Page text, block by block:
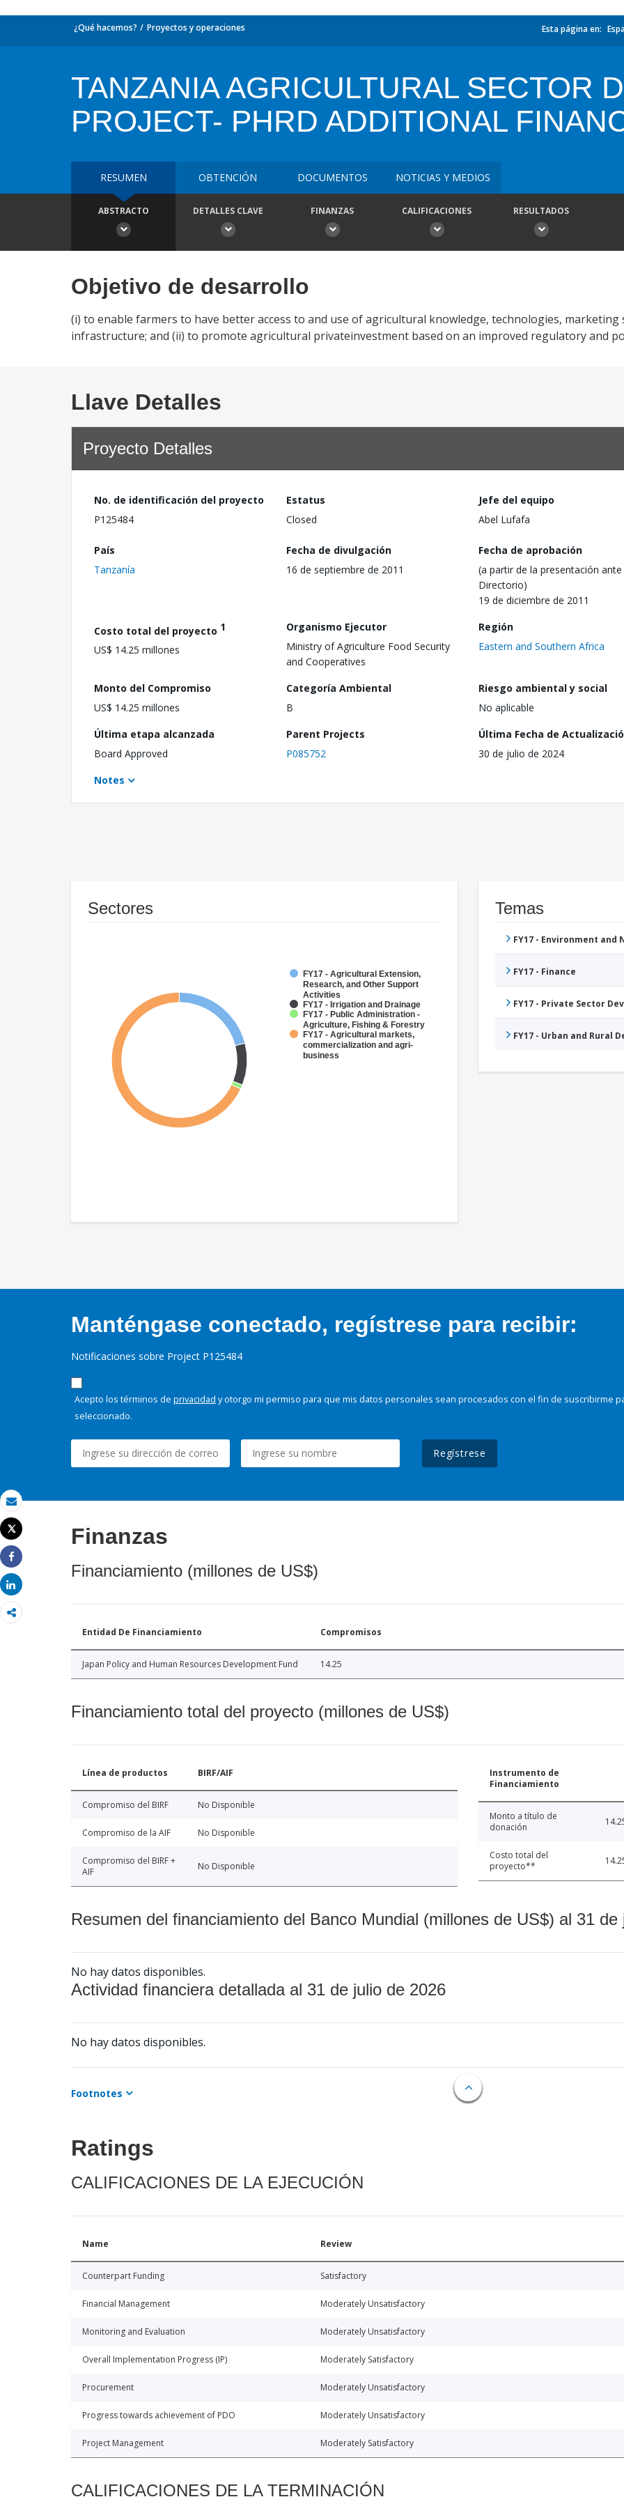
Correo electrónico
Imprimir
Tweet
Share
Share
¿Qué hacemos? Proyectos y operaciones Esta página en:
TANZANIA AGRICULTURAL SECTOR
PROJECT- PHRD ADDITIONAL
RESUMEN OBTENCIÓN DOCUMENTOS NOTICIAS Y MEDIOS
ABSTRACTO DETALLES CLAVE FINANZAS CALIFICACIONES RESULTADOS
Objetivo de desarrollo
(i) to enable farmers to have better access to and use of agricultural knowledge, technologies, marketing
infrastructure; and (ii) to promote agricultural privateinvestment based on an improved regulatory and
Llave Detalles
Proyecto Detalles
No. de identificación del proyecto
P125484
Estatus
Closed
Jefe del equipo
Abel Lufafa
País
Tanzanía
Fecha de divulgación
16 de septiembre de 2011
Fecha de aprobación
(a partir de la presentación ante
Directorio)
19 de diciembre de 2011
Costo total del proyecto 1
US$ 14.25 millones
Organismo Ejecutor
Ministry of Agriculture Food Security
and Cooperatives
Región
Eastern and Southern Africa
Monto del Compromiso
US$ 14.25 millones
Categoría Ambiental
B
Riesgo ambiental y social
No aplicable
Última etapa alcanzada
Board Approved
Parent Projects
P085752
Última Fecha de
30 de julio de 2024
Notes
Sectores
FY17 - Agricultural Extension,
Research, and Other Support
Activities
FY17 - Irrigation and Drainage
FY17 - Public Administration -
Agriculture, Fishing & Forestry
FY17 - Agricultural markets,
commercialization and agri-
business
Temas
FY17 - Environment
FY17 - Finance
FY17 - Private Sector
FY17 - Urban and Rural
Manténgase conectado, regístrese para recibir:
Notificaciones sobre Project P125484
Acepto los términos de privacidad y otorgo mi permiso para que mis datos personales sean procesados con el fin de suscribirme
seleccionado.
Regístrese
Finanzas
Financiamiento (millones de US$)
Entidad De Financiamiento Compromisos
Japan Policy and Human Resources Development Fund 14.25
Financiamiento total del proyecto (millones de US$)
Línea de productos BIRF/AIF
Compromiso del BIRF No Disponible
Compromiso de la AIF No Disponible
Compromiso del BIRF +
AIF
No Disponible
Instrumento de
Financiamiento
Monto a título de
donación
Costo total del
proyecto**
Resumen del financiamiento del Banco Mundial (millones de US$) al 31 de
No hay datos disponibles.
Actividad financiera detallada al 31 de julio de 2026
No hay datos disponibles.
Footnotes
Ratings
CALIFICACIONES DE LA EJECUCIÓN
Name Review
Counterpart Funding Satisfactory
Financial Management Moderately Unsatisfactory
Monitoring and Evaluation Moderately Unsatisfactory
Overall Implementation Progress (IP) Moderately Satisfactory
Procurement Moderately Unsatisfactory
Progress towards achievement of PDO Moderately Unsatisfactory
Project Management Moderately Satisfactory
CALIFICACIONES DE LA TERMINACIÓN